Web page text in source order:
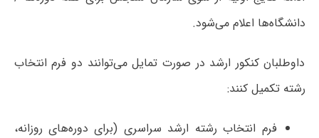
دانشگاه‌ها اعلام می‌شود.
داوطلبان کنکور ارشد در صورت تمایل می‌توانند دو فرم انتخاب
رشته تکمیل کنند:
فرم انتخاب رشته ارشد سراسری (برای دوره‌های روزانه،